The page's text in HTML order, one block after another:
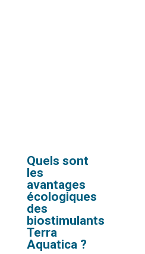
Quels sont
les
avantages
écologiques
des
biostimulants
Terra
Aquatica ?